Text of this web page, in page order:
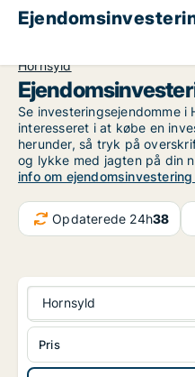
Hornsyld
Se investeringsejendomme i
interesseret i at købe en
herunder, så tryk på
og lykke med jagten på din
info om
Opdaterede 24h38
Hornsyld
Pris